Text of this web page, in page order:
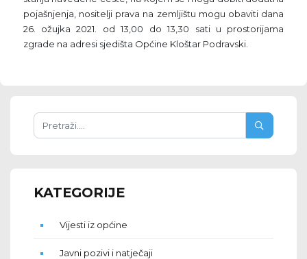
pojašnjenja, nositelji prava na zemljištu mogu obaviti dana
26. ožujka 2021. od 13,00 do 13,30 sati u prostorijama
zgrade na adresi sjedišta Općine Kloštar Podravski.
KATEGORIJE
Vijesti iz općine
Javni pozivi i natječaji